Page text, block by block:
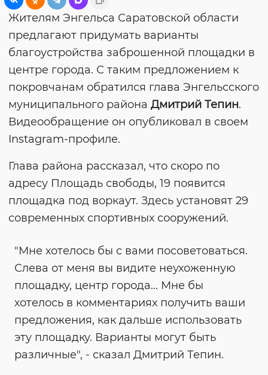
Жителям Энгельса Саратовской области
предлагают придумать варианты
благоустройства заброшенной площадки в
центре города. С таким предложением к
покровчанам обратился глава Энгельсского
муниципального района Дмитрий Тепин.
Видеообращение он опубликовал в своем
Instagram-профиле.
Глава района рассказал, что скоро по
адресу Площадь свободы, 19 появится
площадка под воркаут. Здесь установят 29
современных спортивных сооружений.
"Мне хотелось бы с вами посоветоваться.
Слева от меня вы видите неухоженную
площадку, центр города... Мне бы
хотелось в комментариях получить ваши
предложения, как дальше использовать
эту площадку. Варианты могут быть
различные", - сказал Дмитрий Тепин.